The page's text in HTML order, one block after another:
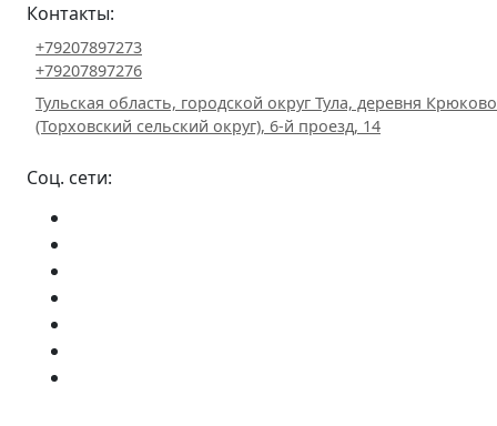
Контакты:
+79207897273
+79207897276
Тульская область, городской округ Тула, деревня Крюково
(Торховский сельский округ), 6-й проезд, 14
Соц. сети: